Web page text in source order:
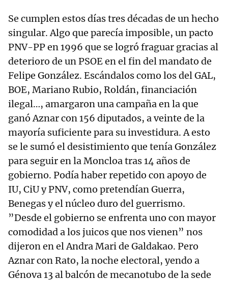
Se cumplen estos días tres décadas de un hecho
singular. Algo que parecía imposible, un pacto
PNV-PP en 1996 que se logró fraguar gracias al
deterioro de un PSOE en el fin del mandato de
Felipe González. Escándalos como los del GAL,
BOE, Mariano Rubio, Roldán, financiación
ilegal…, amargaron una campaña en la que
ganó Aznar con 156 diputados, a veinte de la
mayoría suficiente para su investidura. A esto
se le sumó el desistimiento que tenía González
para seguir en la Moncloa tras 14 años de
gobierno. Podía haber repetido con apoyo de
IU, CiU y PNV, como pretendían Guerra,
Benegas y el núcleo duro del guerrismo.
”Desde el gobierno se enfrenta uno con mayor
comodidad a los juicos que nos vienen” nos
dijeron en el Andra Mari de Galdakao. Pero
Aznar con Rato, la noche electoral, yendo a
Génova 13 al balcón de mecanotubo de la sede